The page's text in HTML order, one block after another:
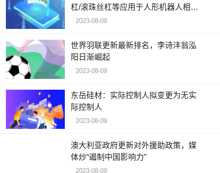
杠/滚珠丝杠等应用于人形机器人相关
产品
2023-08-09
世界羽联更新最新排名，李诗沣翁泓
阳日渐崛起
2023-08-09
东岳硅材：实际控制人拟变更为无实
际控制人
2023-08-09
澳大利亚政府更新对外援助政策，媒
体炒“遏制中国影响力”
2023-08-09